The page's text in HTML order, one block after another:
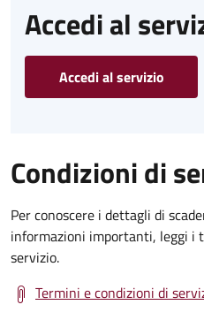
Accedi al
Accedi al servizio
Condizioni di
Per conoscere i dettagli di
informazioni importanti, leggi i
servizio.
Termini e condizioni di